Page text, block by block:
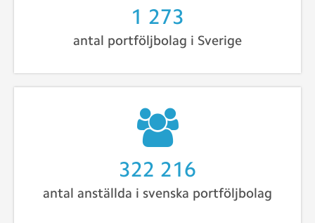
1 273
antal portföljbolag i Sverige
327 067
antal anställda i svenska portföljbolag